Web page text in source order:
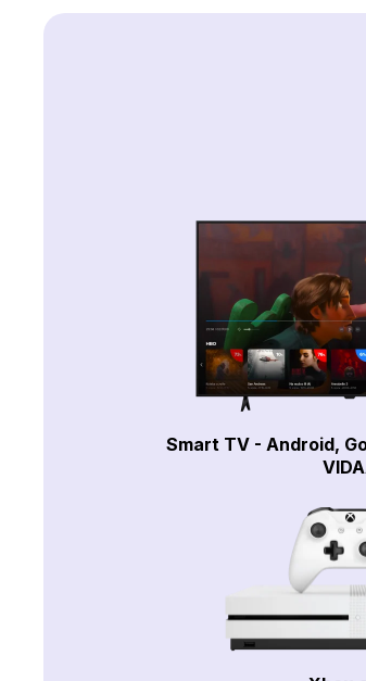
Smart TV - Android,